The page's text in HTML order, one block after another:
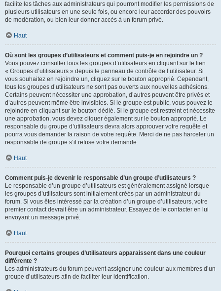
facilite les tâches aux administrateurs qui pourront modifier les permissions de
plusieurs utilisateurs en une seule fois, ou encore leur accorder des pouvoirs
de modération, ou bien leur donner accès à un forum privé.
Haut
Où sont les groupes d’utilisateurs et comment puis-je en rejoindre un ?
Vous pouvez consulter tous les groupes d’utilisateurs en cliquant sur le lien
« Groupes d’utilisateurs » depuis le panneau de contrôle de l’utilisateur. Si
vous souhaitez en rejoindre un, cliquez sur le bouton approprié. Cependant,
tous les groupes d’utilisateurs ne sont pas ouverts aux nouvelles adhésions.
Certains peuvent nécessiter une approbation, d’autres peuvent être privés et
d’autres peuvent même être invisibles. Si le groupe est public, vous pouvez le
rejoindre en cliquant sur le bouton dédié. Si le groupe est restreint et nécessite
une approbation, vous devez cliquer également sur le bouton approprié. Le
responsable du groupe d’utilisateurs devra alors approuver votre requête et
pourra vous demander la raison de votre requête. Merci de ne pas harceler un
responsable de groupe s’il refuse votre demande.
Haut
Comment puis-je devenir le responsable d’un groupe d’utilisateurs ?
Le responsable d’un groupe d’utilisateurs est généralement assigné lorsque
les groupes d’utilisateurs sont initialement créés par un administrateur du
forum. Si vous êtes intéressé par la création d’un groupe d’utilisateurs, votre
premier contact devrait être un administrateur. Essayez de le contacter en lui
envoyant un message privé.
Haut
Pourquoi certains groupes d’utilisateurs apparaissent dans une couleur
différente ?
Les administrateurs du forum peuvent assigner une couleur aux membres d’un
groupe d’utilisateurs afin de faciliter leur identification.